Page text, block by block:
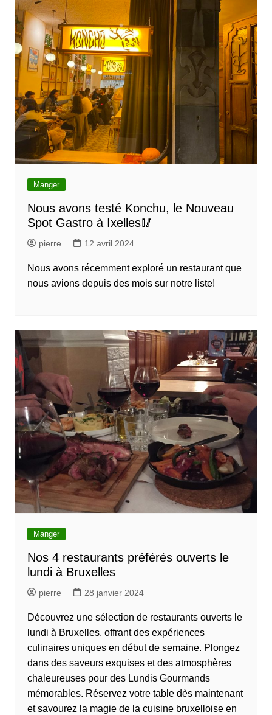
Manger
Nous avons testé Konchu, le Nouveau
Spot Gastro à Ixelles🥢
pierre 12 avril 2024
Nous avons récemment exploré un restaurant que
nous avions depuis des mois sur notre liste!
Manger
Nos 4 restaurants préférés ouverts le
lundi à Bruxelles
pierre 28 janvier 2024
Découvrez une sélection de restaurants ouverts le
lundi à Bruxelles, offrant des expériences
culinaires uniques en début de semaine. Plongez
dans des saveurs exquises et des atmosphères
chaleureuses pour des Lundis Gourmands
mémorables. Réservez votre table dès maintenant
et savourez la magie de la cuisine bruxelloise en